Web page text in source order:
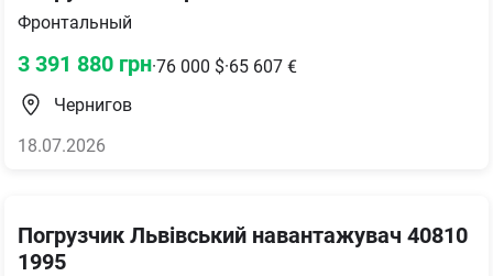
Фронтальный
3 391 880 грн·76 000 $·65 607 €
Чернигов
18.07.2026
Погрузчик Львівський навантажувач 40810
1995